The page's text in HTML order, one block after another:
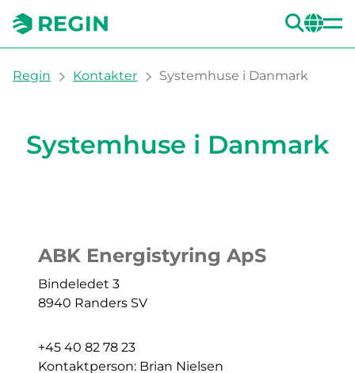
You are here:
Regin Kontakter Systemhuse i Danmark
Systemhuse i Danmark
ABK Energistyring ApS
Bindeledet 3
8940 Randers SV
+45 40 82 78 23
Kontaktperson: Brian Nielsen